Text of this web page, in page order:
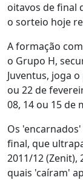
oitavos de final
o sorteio hoje
A formação
o Grupo H,
Juventus, joga
ou 22 de
08, 14 ou 15 de
Os
final, que
2011/12 (Zenit),
quais 'caíram'